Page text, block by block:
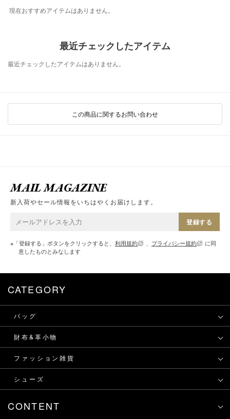
現在おすすめアイテムはありません。
最近チェックしたアイテム
最近チェックしたアイテムはありません。
この商品に関するお問い合わせ
MAIL MAGAZINE
新入荷やセール情報をいちはやくお届けします。
登録する
※「登録する」ボタンをクリックすると、 利用規約 、 プライバシー規約
に同
意したものとみなします
CATEGORY
バッグ
財布&革小物
ファッション雑貨
シューズ
CONTENT